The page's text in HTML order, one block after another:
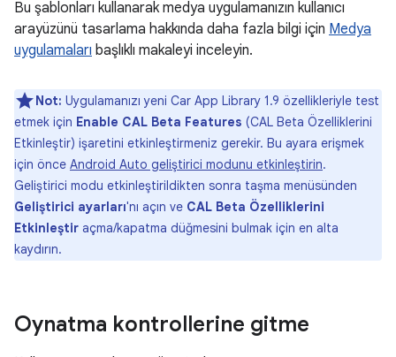
Bu şablonları kullanarak medya uygulamanızın kullanıcı
arayüzünü tasarlama hakkında daha fazla bilgi için Medya
uygulamaları başlıklı makaleyi inceleyin.
Not: Uygulamanızı yeni Car App Library 1.9 özellikleriyle test
etmek için Enable CAL Beta Features (CAL Beta Özelliklerini
Etkinleştir) işaretini etkinleştirmeniz gerekir. Bu ayara erişmek
için önce Android Auto geliştirici modunu etkinleştirin.
Geliştirici modu etkinleştirildikten sonra taşma menüsünden
Geliştirici ayarları'nı açın ve CAL Beta Özelliklerini
Etkinleştir açma/kapatma düğmesini bulmak için en alta
kaydırın.
Oynatma kontrollerine gitme